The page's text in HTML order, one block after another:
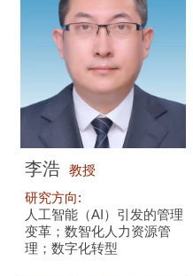
李浩 教授
研究方向:
人工智能（AI）引发的管理
变革；数智化人力资源管
理；数字化转型